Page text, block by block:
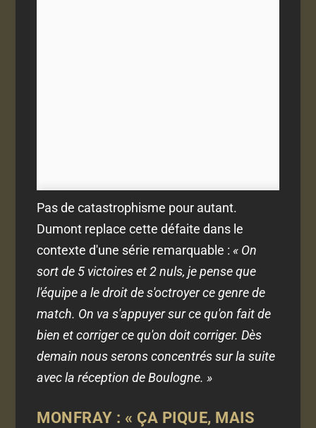
Pas de catastrophisme pour autant.
Dumont replace cette défaite dans le
contexte d'une série remarquable :« On
sort de 5 victoires et 2 nuls, je pense que
l'équipe a le droit de s'octroyer ce genre de
match. On va s'appuyer sur ce qu'on fait de
bien et corriger ce qu'on doit corriger. Dès
demain nous serons concentrés sur la suite
avec la réception de Boulogne. »
MONFRAY : « ÇA PIQUE, MAIS